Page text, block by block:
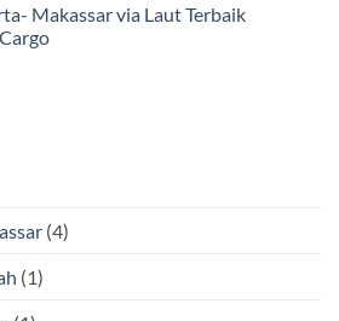
Makassar via Laut Terbaik
(4)
(1)